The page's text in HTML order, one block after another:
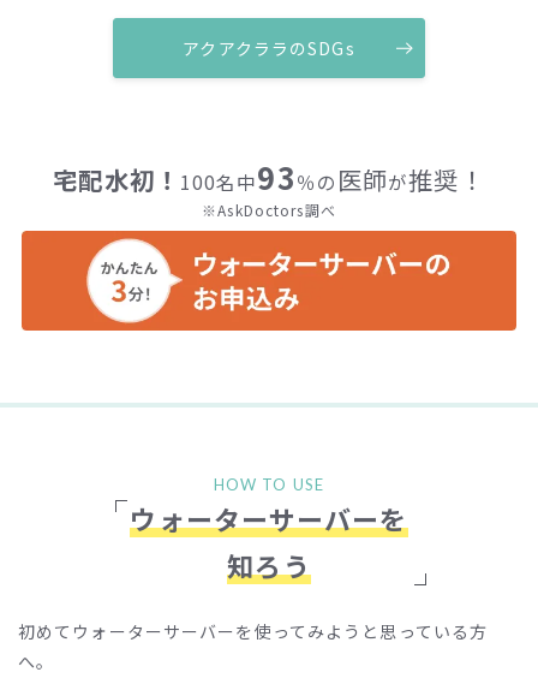
アクアクララのSDGs
宅配水初！ 100名中93％の 医師が推奨！
※AskDoctors調べ
HOW TO USE
ウォーターサーバーを
知ろう
初めてウォーターサーバーを使ってみようと思っている方
へ。